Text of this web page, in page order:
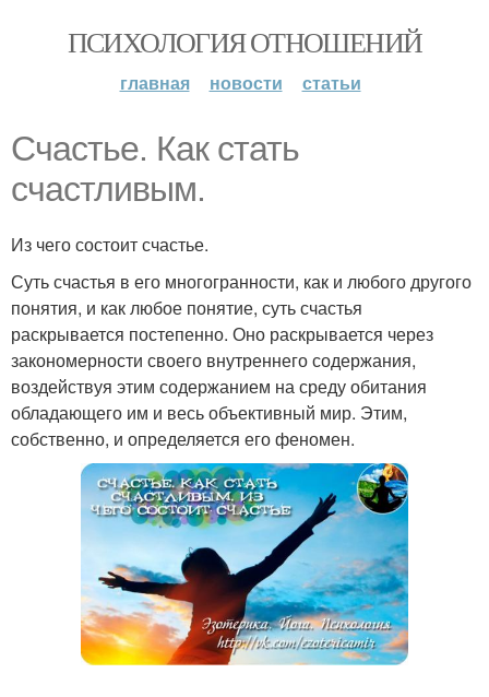
ПСИХОЛОГИЯ ОТНОШЕНИЙ
главная новости статьи
Счастье. Как стать
счастливым.
Из чего состоит счастье.
Суть счастья в его многогранности, как и любого другого
понятия, и как любое понятие, суть счастья
раскрывается постепенно. Оно раскрывается через
закономерности своего внутреннего содержания,
воздействуя этим содержанием на среду обитания
обладающего им и весь объективный мир. Этим,
собственно, и определяется его феномен.